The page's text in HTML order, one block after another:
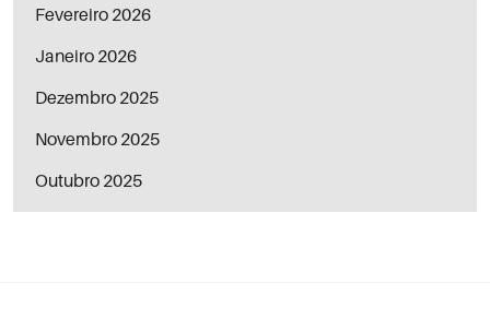
Fevereiro 2026
Janeiro 2026
Dezembro 2025
Novembro 2025
Outubro 2025